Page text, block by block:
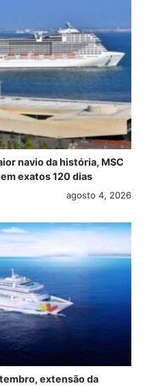
navio da história, MSC
exatos 120 dias
agosto 4, 2026
extensão da